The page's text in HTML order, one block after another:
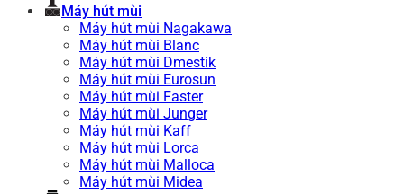
Máy hút mùi
Máy hút mùi Nagakawa
Máy hút mùi Blanc
Máy hút mùi Dmestik
Máy hút mùi Eurosun
Máy hút mùi Faster
Máy hút mùi Junger
Máy hút mùi Kaff
Máy hút mùi Lorca
Máy hút mùi Malloca
Máy hút mùi Midea